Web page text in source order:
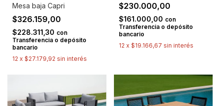
Mesa baja Capri
$326.159,00
$228.311,30 con
Transferencia o depósito
bancario
12 x $27.179,92 sin interés
$230.000,00
$161.000,00 con
Transferencia o depósito
bancario
12 x $19.166,67 sin interés